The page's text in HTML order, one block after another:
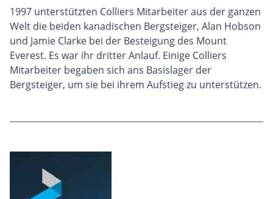
1997 unterstützten Colliers Mitarbeiter aus der ganzen
Welt die beiden kanadischen Bergsteiger, Alan Hobson
und Jamie Clarke bei der Besteigung des Mount
Everest. Es war ihr dritter Anlauf. Einige Colliers
Mitarbeiter begaben sich ans Basislager der
Bergsteiger, um sie bei ihrem Aufstieg zu unterstützen.